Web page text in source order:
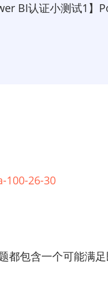
BI认证小测试1】
100-26-30
包含一个可能满